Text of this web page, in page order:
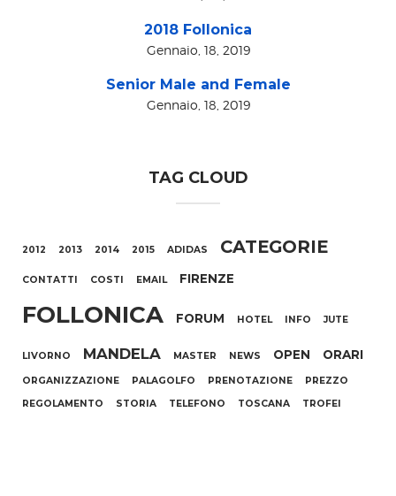
2018 Follonica
Gennaio, 18, 2019
Senior Male and Female
Gennaio, 18, 2019
TAG CLOUD
2012 2013 2014 2015 ADIDAS CATEGORIE
CONTATTI COSTI EMAIL FIRENZE
FOLLONICA FORUM HOTEL INFO JUTE
LIVORNO MANDELA MASTER NEWS OPEN ORARI
ORGANIZZAZIONE PALAGOLFO PRENOTAZIONE
PREZZO
REGOLAMENTO
STORIA TELEFONO TOSCANA TROFEI